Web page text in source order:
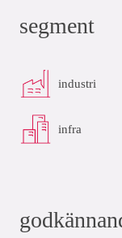
segment
industri
infra